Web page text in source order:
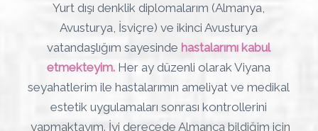
Yurt dışı denklik diplomalarım (Almanya,
Avusturya, İsviçre) ve ikinci Avusturya
vatandaşlığım sayesinde hastalarımı kabul
etmekteyim. Her ay düzenli olarak Viyana
seyahatlerim ile hastalarımın ameliyat ve medikal
estetik uygulamaları sonrası kontrollerini
yapmaktayım. İyi derecede Almanca bildiğim için